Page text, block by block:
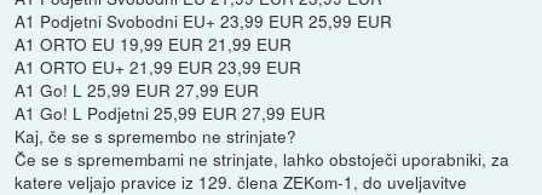
A1 Podjetni Svobodni EU+ 23,99 EUR 25,99 EUR
A1 ORTO EU 19,99 EUR 21,99 EUR
A1 ORTO EU+ 21,99 EUR 23,99 EUR
A1 Go! L 25,99 EUR 27,99 EUR
A1 Go! L Podjetni 25,99 EUR 27,99 EUR
Kaj, če se s spremembo ne strinjate?
Če se s spremembami ne strinjate, lahko obstoječi uporabniki, za
katere veljajo pravice iz 129. člena ZEKom-1, do uveljavitve